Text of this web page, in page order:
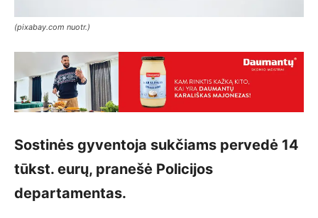
(pixabay.com nuotr.)
Sostinės gyventoja sukčiams pervedė 14
tūkst. eurų, pranešė Policijos
departamentas.